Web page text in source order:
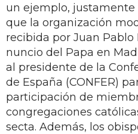
un ejemplo, justamente
que la organización
recibida por Juan Pablo
nuncio del Papa en
al presidente de la
de España (CONFER)
participación de
congregaciones
secta. Además, los